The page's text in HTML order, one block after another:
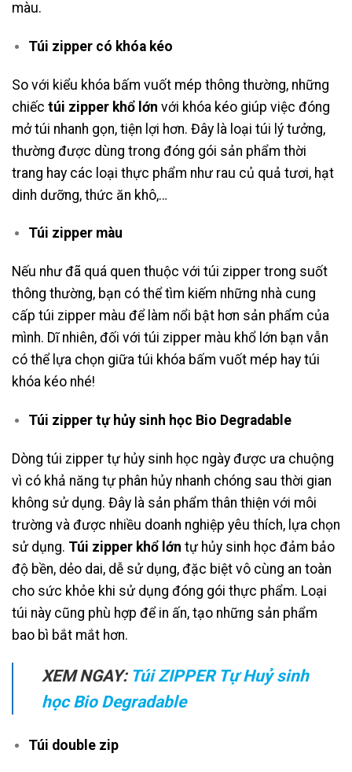
màu.
Túi zipper có khóa kéo
So với kiểu khóa bấm vuốt mép thông thường, những
chiếc túi zipper khổ lớn với khóa kéo giúp việc đóng
mở túi nhanh gọn, tiện lợi hơn. Đây là loại túi lý tưởng,
thường được dùng trong đóng gói sản phẩm thời
trang hay các loại thực phẩm như rau củ quả tươi, hạt
dinh dưỡng, thức ăn khô,…
Túi zipper màu
Nếu như đã quá quen thuộc với túi zipper trong suốt
thông thường, bạn có thể tìm kiếm những nhà cung
cấp túi zipper màu để làm nổi bật hơn sản phẩm của
mình. Dĩ nhiên, đối với túi zipper màu khổ lớn bạn vẫn
có thể lựa chọn giữa túi khóa bấm vuốt mép hay túi
khóa kéo nhé!
Túi zipper tự hủy sinh học Bio Degradable
Dòng túi zipper tự hủy sinh học ngày được ưa chuộng
vì có khả năng tự phân hủy nhanh chóng sau thời gian
không sử dụng. Đây là sản phẩm thân thiện với môi
trường và được nhiều doanh nghiệp yêu thích, lựa chọn
sử dụng. Túi zipper khổ lớn tự hủy sinh học đảm bảo
độ bền, dẻo dai, dễ sử dụng, đặc biệt vô cùng an toàn
cho sức khỏe khi sử dụng đóng gói thực phẩm. Loại
túi này cũng phù hợp để in ấn, tạo những sản phẩm
bao bì bắt mắt hơn.
XEM NGAY: Túi ZIPPER Tự Huỷ sinh
học Bio Degradable
Túi double zip